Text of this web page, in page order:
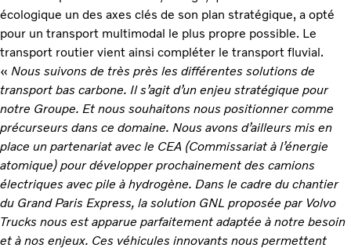
écologique un des axes clés de son plan stratégique, a opté
pour un transport multimodal le plus propre possible. Le
transport routier vient ainsi compléter le transport fluvial.
« Nous suivons de très près les différentes solutions de
transport bas carbone. Il s’agit d’un enjeu stratégique pour
notre Groupe. Et nous souhaitons nous positionner comme
précurseurs dans ce domaine. Nous avons d’ailleurs mis en
place un partenariat avec le CEA (Commissariat à l’énergie
atomique) pour développer prochainement des camions
électriques avec pile à hydrogène. Dans le cadre du chantier
du Grand Paris Express, la solution GNL proposée par Volvo
Trucks nous est apparue parfaitement adaptée à notre besoin
et à nos enjeux. Ces véhicules innovants nous permettent